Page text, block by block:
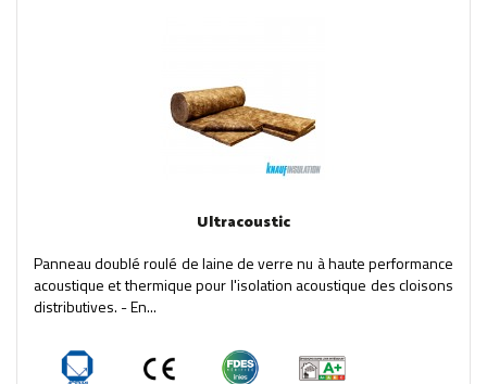
Ultracoustic
Panneau doublé roulé de laine de verre nu à haute performance
acoustique et thermique pour l'isolation acoustique des cloisons
distributives. - En...